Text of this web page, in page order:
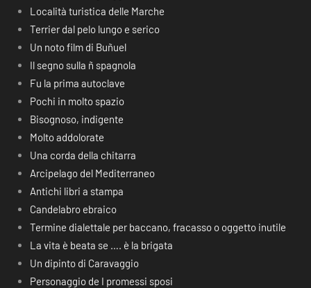
Località turistica delle Marche
Terrier dal pelo lungo e serico
Un noto film di Buñuel
Il segno sulla ñ spagnola
Fu la prima autoclave
Pochi in molto spazio
Bisognoso, indigente
Molto addolorate
Una corda della chitarra
Arcipelago del Mediterraneo
Antichi libri a stampa
Candelabro ebraico
Termine dialettale per baccano, fracasso o oggetto inutile
La vita è beata se …. è la brigata
Un dipinto di Caravaggio
Personaggio de I promessi sposi